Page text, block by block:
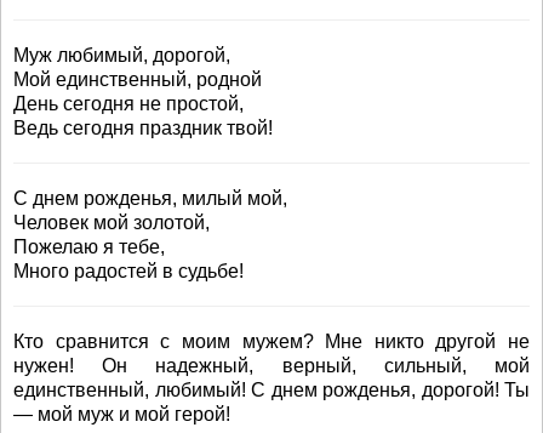
Муж любимый, дорогой,
Мой единственный, родной
День сегодня не простой,
Ведь сегодня праздник твой!
С днем рожденья, милый мой,
Человек мой золотой,
Пожелаю я тебе,
Много радостей в судьбе!
Кто сравнится с моим мужем? Мне никто другой не
нужен! Он надежный, верный, сильный, мой
единственный, любимый! С днем рожденья, дорогой! Ты
— мой муж и мой герой!